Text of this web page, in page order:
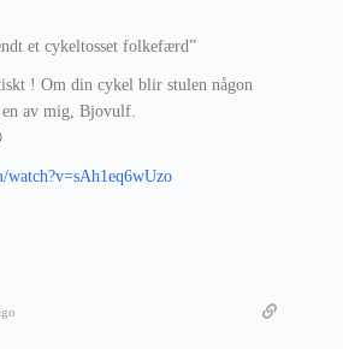
et cykeltosset folkefærd”
! Om din cykel blir stulen någon
en av mig, Bjovulf.